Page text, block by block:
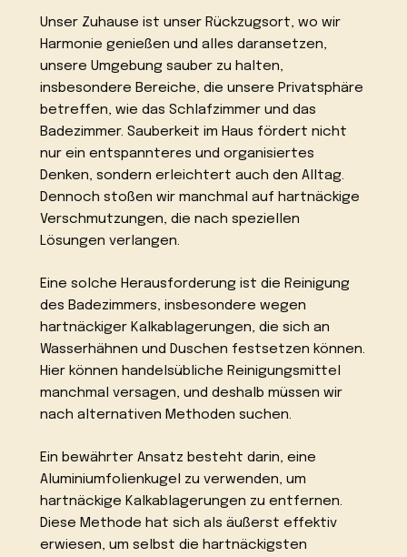
Unser Zuhause ist unser Rückzugsort, wo wir
Harmonie genießen und alles daransetzen,
unsere Umgebung sauber zu halten,
insbesondere Bereiche, die unsere Privatsphäre
betreffen, wie das Schlafzimmer und das
Badezimmer. Sauberkeit im Haus fördert nicht
nur ein entspannteres und organisiertes
Denken, sondern erleichtert auch den Alltag.
Dennoch stoßen wir manchmal auf hartnäckige
Verschmutzungen, die nach speziellen
Lösungen verlangen.
Eine solche Herausforderung ist die Reinigung
des Badezimmers, insbesondere wegen
hartnäckiger Kalkablagerungen, die sich an
Wasserhähnen und Duschen festsetzen können.
Hier können handelsübliche Reinigungsmittel
manchmal versagen, und deshalb müssen wir
nach alternativen Methoden suchen.
Ein bewährter Ansatz besteht darin, eine
Aluminiumfolienkugel zu verwenden, um
hartnäckige Kalkablagerungen zu entfernen.
Diese Methode hat sich als äußerst effektiv
erwiesen, um selbst die hartnäckigsten